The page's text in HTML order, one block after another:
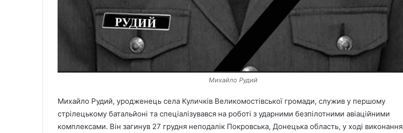
Михайло Рудий
Михайло Рудий, уродженець села Куличків Великомостівської громади, служив у першому
стрілецькому батальйоні та спеціалізувався на роботі з ударними безпілотними авіаційними
комплексами. Він загинув 27 грудня неподалік Покровська, Донецька область, у ході виконання